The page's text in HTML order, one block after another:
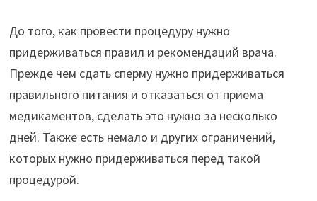
До того, как провести процедуру нужно
придерживаться правил и рекомендаций врача.
Прежде чем сдать сперму нужно придерживаться
правильного питания и отказаться от приема
медикаментов, сделать это нужно за несколько
дней. Также есть немало и других ограничений,
которых нужно придерживаться перед такой
процедурой.